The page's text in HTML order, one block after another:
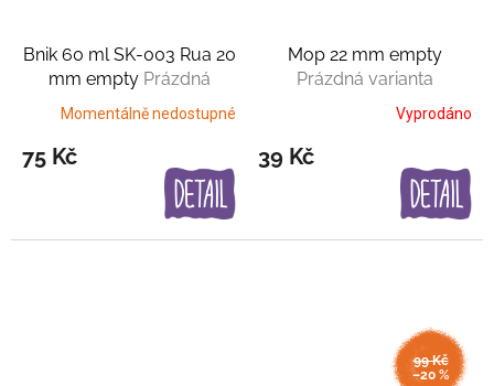
Bnik 60 ml SK-003 Rua 20
mm empty Prázdná
varianta
Momentálně nedostupné
75 Kč
Mop 22 mm empty
Prázdná varianta
Vyprodáno
39 Kč
99 Kč
–20 %